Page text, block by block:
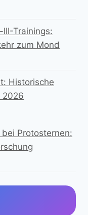
Trainings:
zum Mond
Historische
2026
Protosternen: